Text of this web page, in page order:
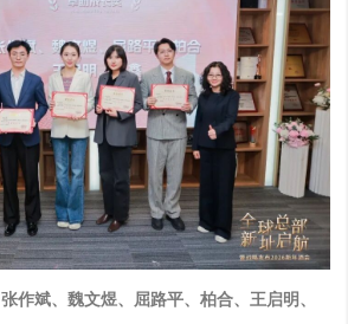
张作斌、魏文煜、屈路平、柏合、王启明、